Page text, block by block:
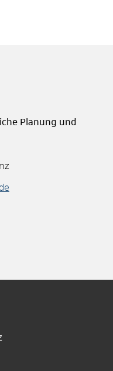
Planung und